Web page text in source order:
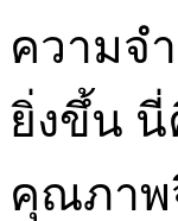
ความจ
ยิ่งขึ้น นี่
คุณภาพ